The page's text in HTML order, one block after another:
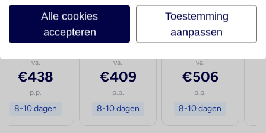
10 nov
dinsdag
va.
€438
p.p.
8-10 dagen
woensdag
va.
€409
p.p.
8-10 dagen
12 nov
donderdag
va.
€506
p.p.
8-10 dagen
Alle cookies
accepteren
Toestemming
aanpassen